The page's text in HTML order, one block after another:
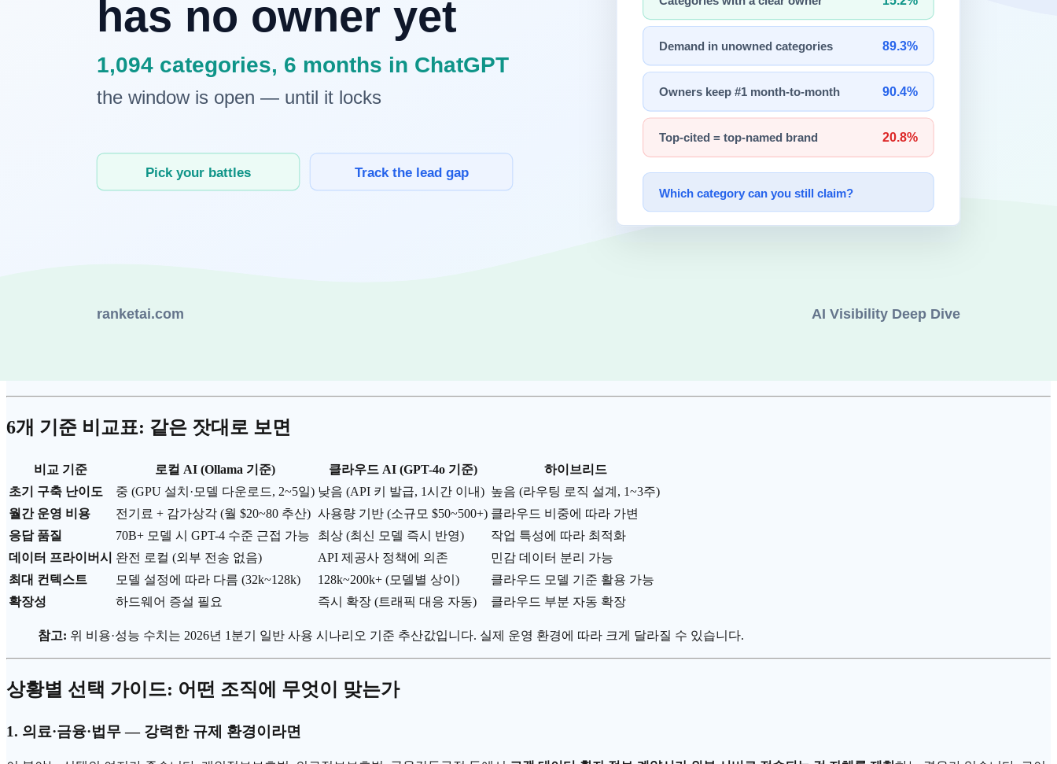
다. 인터넷 연결 없이도 작동하며, 초기 설치 비용과 하드웨어 투자가 필요하지만 이후 API 과금은 발생하지 않습니다.
: 터미널 기반, 가장 빠른 설치 (1~2시간), macOS·Linux·Windows 지원
: GUI 환경, 비개발자 친화적, 다양한 모델 마켓플레이스
: 오픈소스, 완전 오프라인, 최소 의존성
OpenAI -4o,Anthropic Google
등의 서비스를 API 또는 웹 인터페이스로 호출하는 방식입니다. 하드웨어 투자 없이 즉시 최고 성능 모델을 사용할 수 있지만,
6개 기준 비교표: 같은 잣대로 보면
비교 기준 로컬 AI (Ollama 기준) 클라우드 AI (GPT-4o 기준)
하이브리드
초기 구축 난이도
중 (GPU 설치·모델 다운로드, 2~5일) 낮음 (API 키 발급, 1시간 이내) 높음 (라우팅 로직 설계, 1~3주)
월간 운영 비용
전기료 + 감가상각 (월 $20~80 추산) 사용량 기반 (소규모 $50~500+) 클라우드 비중에 따라 가변
응답 품질
70B+ 모델 시 GPT-4 수준 근접 가능 최상 (최신 모델 즉시 반영)
작업 특성에 따라 최적화
데이터 프라이버시
완전 로컬 (외부 전송 없음) API 제공사 정책에 의존
민감 데이터 분리 가능
최대 컨텍스트
모델 설정에 따라 다름 (32k~128k) 128k~200k+ (모델별 상이)
클라우드 모델 기준 활용 가능
확장성
하드웨어 증설 필요 즉시 확장 (트래픽 대응 자동) 클라우드 부분 자동 확장
참고: 위 비용·성능 수치는 2026년 1분기 일반 사용 시나리오 기준 추산값입니다. 실제 운영 환경에 따라 크게 달라질 수 있습니다.
상황별 선택 가이드: 어떤 조직에 무엇이 맞는가
1. 의료·금융·법무 — 강력한 규제 환경이라면